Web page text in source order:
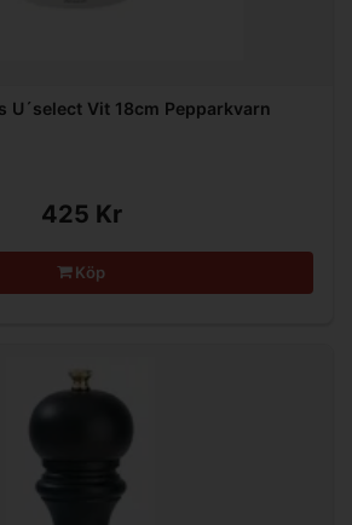
U´select Vit 18cm Pepparkvarn
425 Kr
Köp